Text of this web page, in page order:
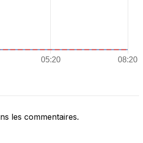
les commentaires.